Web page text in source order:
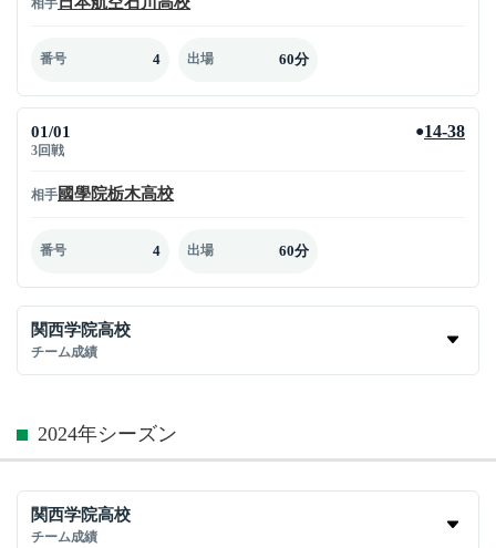
相手
番号 4 出場 60分
01/01
3回戦
●14-38
相手國學院栃木高校
番号 4 出場 60分
関西学院高校
チーム成績
2024年シーズン
関西学院高校
チーム成績